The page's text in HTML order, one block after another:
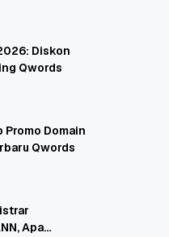
Diskon
Qwords
Promo Domain
Qwords
Apa